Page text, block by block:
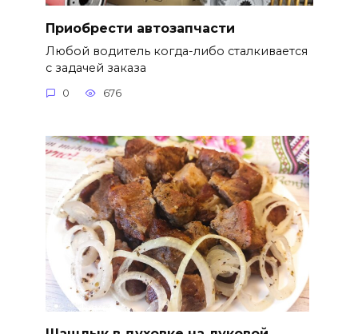
Приобрести автозапчасти
Любой водитель когда-либо сталкивается
с задачей заказа
0 676